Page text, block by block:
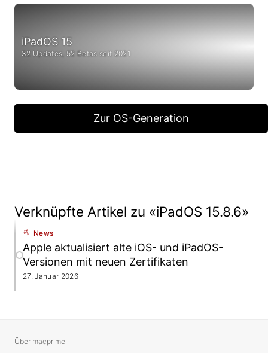
iPadOS 15
32 Updates, 52 Betas seit 2021
Zur OS-Generation
Verknüpfte Artikel zu «iPadOS 15.8.6»
News
Apple aktualisiert alte iOS- und iPadOS-
Versionen mit neuen Zertifikaten
27. Januar 2026
Über macprime